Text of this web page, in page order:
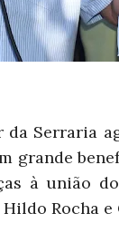
Serraria
grande
à união
Rocha e